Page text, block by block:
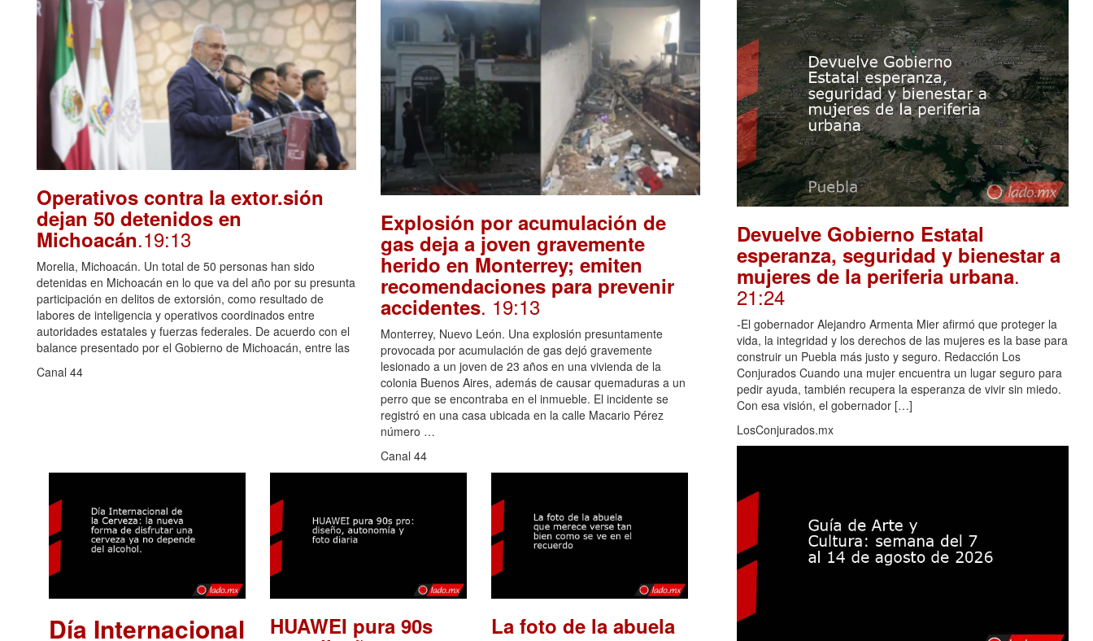
Operativos contra la extor.sión
dejan 50 detenidos en
Michoacán.19:13
Morelia, Michoacán. Un total de 50 personas han sido
detenidas en Michoacán en lo que va del año por su presunta
participación en delitos de extorsión, como resultado de
labores de inteligencia y operativos coordinados entre
autoridades estatales y fuerzas federales. De acuerdo con el
balance presentado por el Gobierno de Michoacán, entre las
Canal 44
Explosión por acumulación de
gas deja a joven gravemente
herido en Monterrey; emiten
recomendaciones para prevenir
accidentes. 19:13
Monterrey, Nuevo León. Una explosión presuntamente
provocada por acumulación de gas dejó gravemente
lesionado a un joven de 23 años en una vivienda de la
colonia Buenos Aires, además de causar quemaduras a un
perro que se encontraba en el inmueble. El incidente se
registró en una casa ubicada en la calle Macario Pérez
número …
Canal 44
Día Internacional HUAWEI pura 90s La foto de la abuela
Devuelve Gobierno Estatal
esperanza, seguridad y bienestar a
mujeres de la periferia urbana.
21:24
-El gobernador Alejandro Armenta Mier afirmó que proteger la
vida, la integridad y los derechos de las mujeres es la base para
construir un Puebla más justo y seguro. Redacción Los
Conjurados Cuando una mujer encuentra un lugar seguro para
pedir ayuda, también recupera la esperanza de vivir sin miedo.
Con esa visión, el gobernador […]
LosConjurados.mx